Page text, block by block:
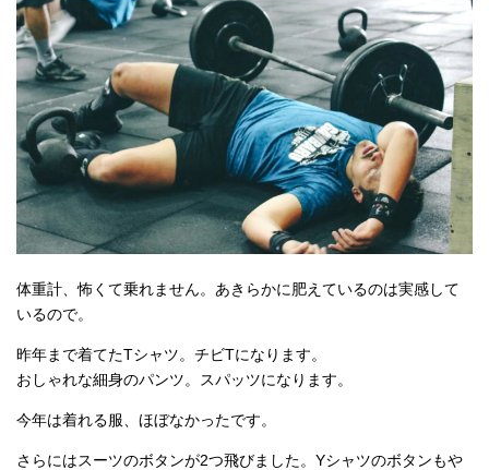
体重計、怖くて乗れません。あきらかに肥えているのは実感して
いるので。
昨年まで着てたTシャツ。チビTになります。
おしゃれな細身のパンツ。スパッツになります。
今年は着れる服、ほぼなかったです。
さらにはスーツのボタンが2つ飛びました。Yシャツのボタンもや